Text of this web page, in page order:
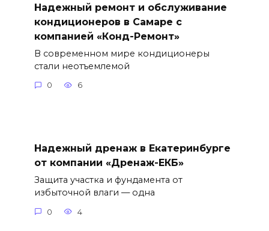
Надежный ремонт и обслуживание
кондиционеров в Самаре с
компанией «Конд-Ремонт»
В современном мире кондиционеры
стали неотъемлемой
0 6
Надежный дренаж в Екатеринбурге
от компании «Дренаж-ЕКБ»
Защита участка и фундамента от
избыточной влаги — одна
0 4